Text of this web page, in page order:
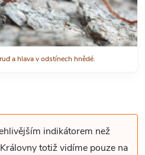
a hlava v odstínech hnědé.
indikátorem než
totiž vidíme pouze na